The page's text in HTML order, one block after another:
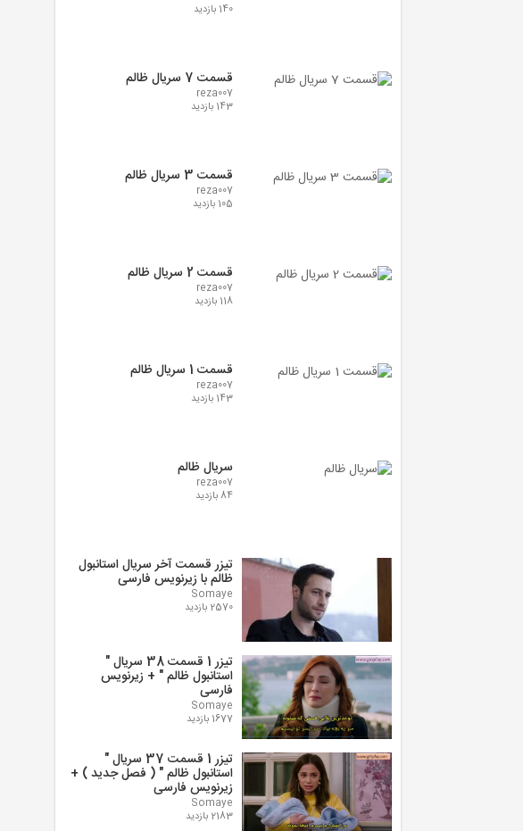
140 بازدید
قسمت 7 سریال ظالم
reza007
143 بازدید
قسمت 3 سریال ظالم
reza007
105 بازدید
قسمت 2 سریال ظالم
reza007
118 بازدید
قسمت 1 سریال ظالم
reza007
143 بازدید
سریال ظالم
reza007
84 بازدید
تیزر قسمت آخر سریال استانبول
ظالم با زیرنویس فارسی
Somaye
2570 بازدید
تیزر 1 قسمت 38 سریال "
استانبول ظالم " + زیرنویس
فارسی
Somaye
1677 بازدید
تیزر 1 قسمت 37 سریال "
استانبول ظالم " ( فصل جدید ) +
زیرنویس فارسی
Somaye
2183 بازدید